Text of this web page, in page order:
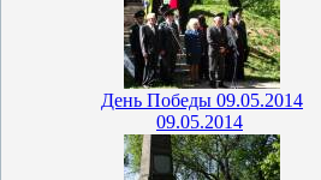
День Победы 09.05.2014
09.05.2014